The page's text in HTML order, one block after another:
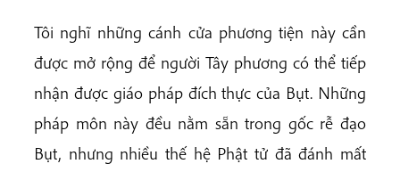
Tôi nghĩ những cánh cửa phương tiện này cần
được mở rộng để người Tây phương có thể tiếp
nhận được giáo pháp đích thực của Bụt. Những
pháp môn này đều nằm sẵn trong gốc rễ đạo
Bụt, nhưng nhiều thế hệ Phật tử đã đánh mất